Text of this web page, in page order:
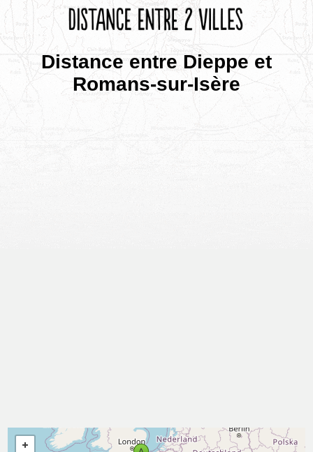
Distance entre Dieppe et
Romans-sur-Isère